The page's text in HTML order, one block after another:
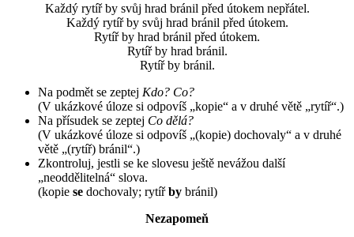
Každý rytíř by svůj hrad bránil před útokem nepřátel.
Každý rytíř by svůj hrad bránil před útokem.
Rytíř by hrad bránil před útokem.
Rytíř by hrad bránil.
Rytíř by bránil.
Na podmět se zeptej Kdo? Co?
(V ukázkové úloze si odpovíš „kopie“ a v druhé větě „rytíř“.)
Na přísudek se zeptej Co dělá?
(V ukázkové úloze si odpovíš „(kopie) dochovaly“ a v druhé
větě „(rytíř) bránil“.)
Zkontroluj, jestli se ke slovesu ještě nevážou další
„neoddělitelná“ slova.
(kopie se dochovaly; rytířby bránil)
Nezapomeň